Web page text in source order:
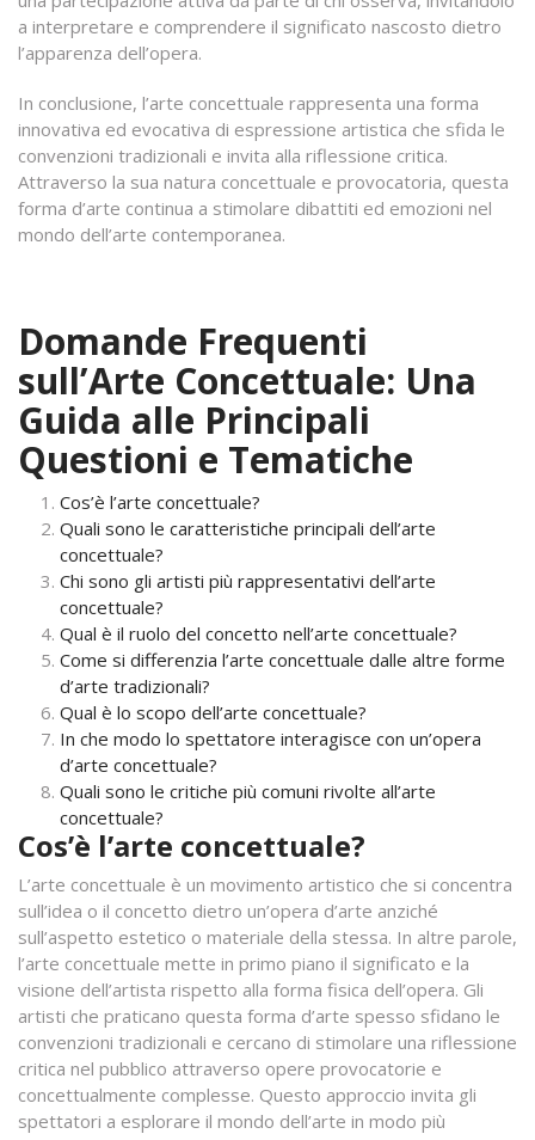
a interpretare e comprendere il significato nascosto dietro
l’apparenza dell’opera.
In conclusione, l’arte concettuale rappresenta una forma
innovativa ed evocativa di espressione artistica che sfida le
convenzioni tradizionali e invita alla riflessione critica.
Attraverso la sua natura concettuale e provocatoria, questa
forma d’arte continua a stimolare dibattiti ed emozioni nel
mondo dell’arte contemporanea.
Domande Frequenti
sull’Arte Concettuale: Una
Guida alle Principali
Questioni e Tematiche
Cos’è l’arte concettuale?
Quali sono le caratteristiche principali dell’arte
concettuale?
Chi sono gli artisti più rappresentativi dell’arte
concettuale?
Qual è il ruolo del concetto nell’arte concettuale?
Come si differenzia l’arte concettuale dalle altre forme
d’arte tradizionali?
Qual è lo scopo dell’arte concettuale?
In che modo lo spettatore interagisce con un’opera
d’arte concettuale?
Quali sono le critiche più comuni rivolte all’arte
concettuale?
Cos’è l’arte concettuale?
L’arte concettuale è un movimento artistico che si concentra
sull’idea o il concetto dietro un’opera d’arte anziché
sull’aspetto estetico o materiale della stessa. In altre parole,
l’arte concettuale mette in primo piano il significato e la
visione dell’artista rispetto alla forma fisica dell’opera. Gli
artisti che praticano questa forma d’arte spesso sfidano le
convenzioni tradizionali e cercano di stimolare una riflessione
critica nel pubblico attraverso opere provocatorie e
concettualmente complesse. Questo approccio invita gli
spettatori a esplorare il mondo dell’arte in modo più